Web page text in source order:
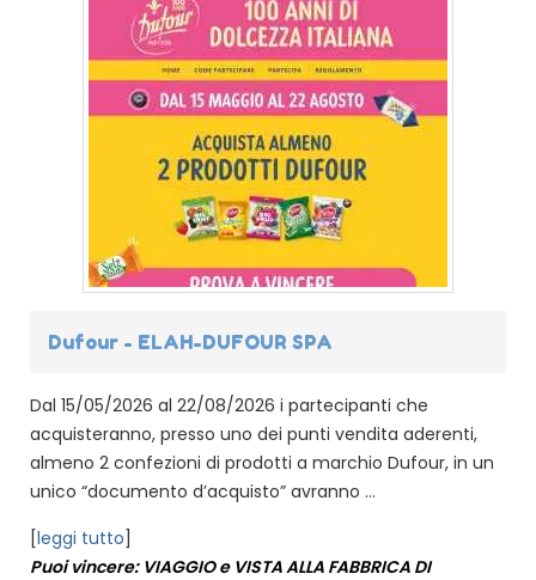
Dufour - ELAH-DUFOUR SPA
Dal 15/05/2026 al 22/08/2026 i partecipanti che
acquisteranno, presso uno dei punti vendita aderenti,
almeno 2 confezioni di prodotti a marchio Dufour, in un
unico “documento d’acquisto” avranno ...
[leggi tutto]
Puoi vincere: VIAGGIO e VISTA ALLA FABBRICA DI